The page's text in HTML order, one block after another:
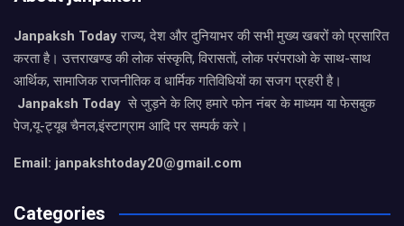
Janpaksh Todayराज्य, देश और दुनियाभर की सभी मुख्य खबरों को प्रसारित
करता है। उत्तराखण्ड की लोक संस्कृति, विरासतों, लोक परंपराओ के साथ-साथ
आर्थिक, सामाजिक राजनीतिक व धार्मिक गतिविधियों का सजग प्रहरी है।
Janpaksh Today से जुड़ने के लिए हमारे फोन नंबर के माध्यम या फेसबुक
पेज,यू-ट्यूब चैनल,इंस्टाग्राम आदि पर सम्पर्क करे।
Email: janpakshtoday20@gmail.com
Categories